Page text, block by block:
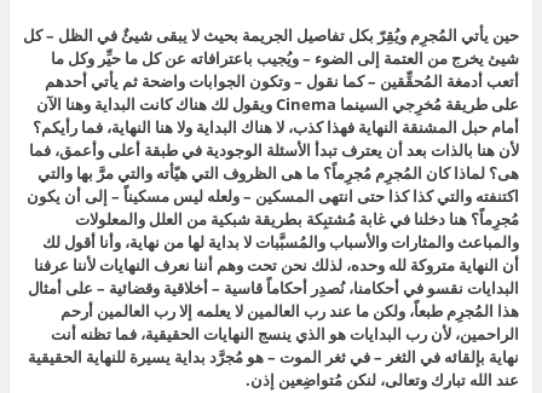
حين يأتي المُجرِم ويُقِرّ بكل تفاصيل الجريمة بحيث لا يبقى شيئٌ في الظل – كل
شيئ يخرج من العتمة إلى الضوء – ويُجيب باعترافاته عن كل ما حيِّر وكل ما
أتعب أدمغة المُحقِّقين – كما نقول – وتكون الجوابات واضحة ثم يأتي أحدهم
على طريقة مُخرِجي السينما Cinema ويقول لك هناك كانت البداية وهنا الآن
أمام حبل المشنقة النهاية فهذا كذب، لا هناك البداية ولا هنا النهاية، فما رأيكم؟
لأن هنا بالذات بعد أن يعترف تبدأ الأسئلة الوجودية في طبقة أعلى وأعمق، فما
هى؟ لماذا كان المُجرِم مُجرِماً؟ ما هى الظروف التي هيّأته والتي مرَّ بها والتي
اكتنفته والتي كذا كذا حتى انتهى المسكين – ولعله ليس مسكيناً – إلى أن يكون
مُجرِماً؟ هنا دخلنا في غابة مُشتبِكة بطريقة شبكية من العلل والمعلولات
والمباعث والمثارات والأسباب والمُسبَّبات لا بداية لها من نهاية، وأنا أقول لك
أن النهاية متروكة لله وحده، لذلك نحن تحت وهم أننا نعرف النهايات لأننا عرفنا
البدايات نقسو في أحكامنا، نُصدِر أحكاماً قاسية – أخلاقية وقضائية – على أمثال
هذا المُجرِم طبعاً، ولكن ما عند رب العالمين لا يعلمه إلا رب العالمين أرحم
الراحمين، لأن رب البدايات هو الذي ينسج النهايات الحقيقية، فما تظنه أنت
نهاية بإلقائه في الثغر – في ثغر الموت – هو مُجرَّد بداية يسيرة للنهاية الحقيقية
عند الله تبارك وتعالى، لنكن مُتواضِعين إذن.